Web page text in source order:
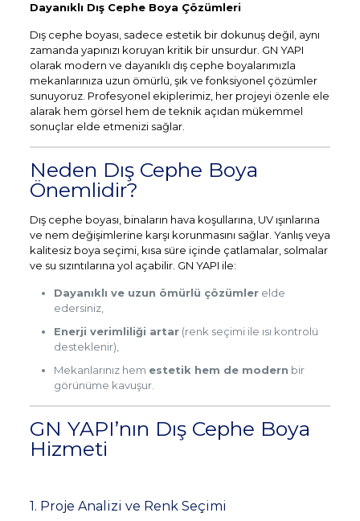
Dayanıklı Dış Cephe Boya Çözümleri
Dış cephe boyası, sadece estetik bir dokunuş değil, aynı
zamanda yapınızı koruyan kritik bir unsurdur. GN YAPI
olarak modern ve dayanıklı dış cephe boyalarımızla
mekanlarınıza uzun ömürlü, şık ve fonksiyonel çözümler
sunuyoruz. Profesyonel ekiplerimiz, her projeyi özenle ele
alarak hem görsel hem de teknik açıdan mükemmel
sonuçlar elde etmenizi sağlar.
Neden Dış Cephe Boya
Önemlidir?
Dış cephe boyası, binaların hava koşullarına, UV ışınlarına
ve nem değişimlerine karşı korunmasını sağlar. Yanlış veya
kalitesiz boya seçimi, kısa süre içinde çatlamalar, solmalar
ve su sızıntılarına yol açabilir. GN YAPI ile:
Dayanıklı ve uzun ömürlü çözümlerelde
edersiniz,
Enerji verimliliği artar(renk seçimi ile ısı kontrolü
desteklenir),
Mekanlarınız hem estetik hem de modern bir
görünüme kavuşur.
GN YAPI’nın Dış Cephe Boya
Hizmeti
1. Proje Analizi ve Renk Seçimi